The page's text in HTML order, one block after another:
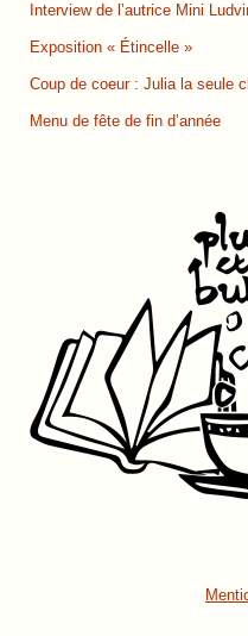
Interview de l’autrice Mini
Exposition « Étincelle »
Coup de coeur : Julia la seule
Menu de fête de fin d’année